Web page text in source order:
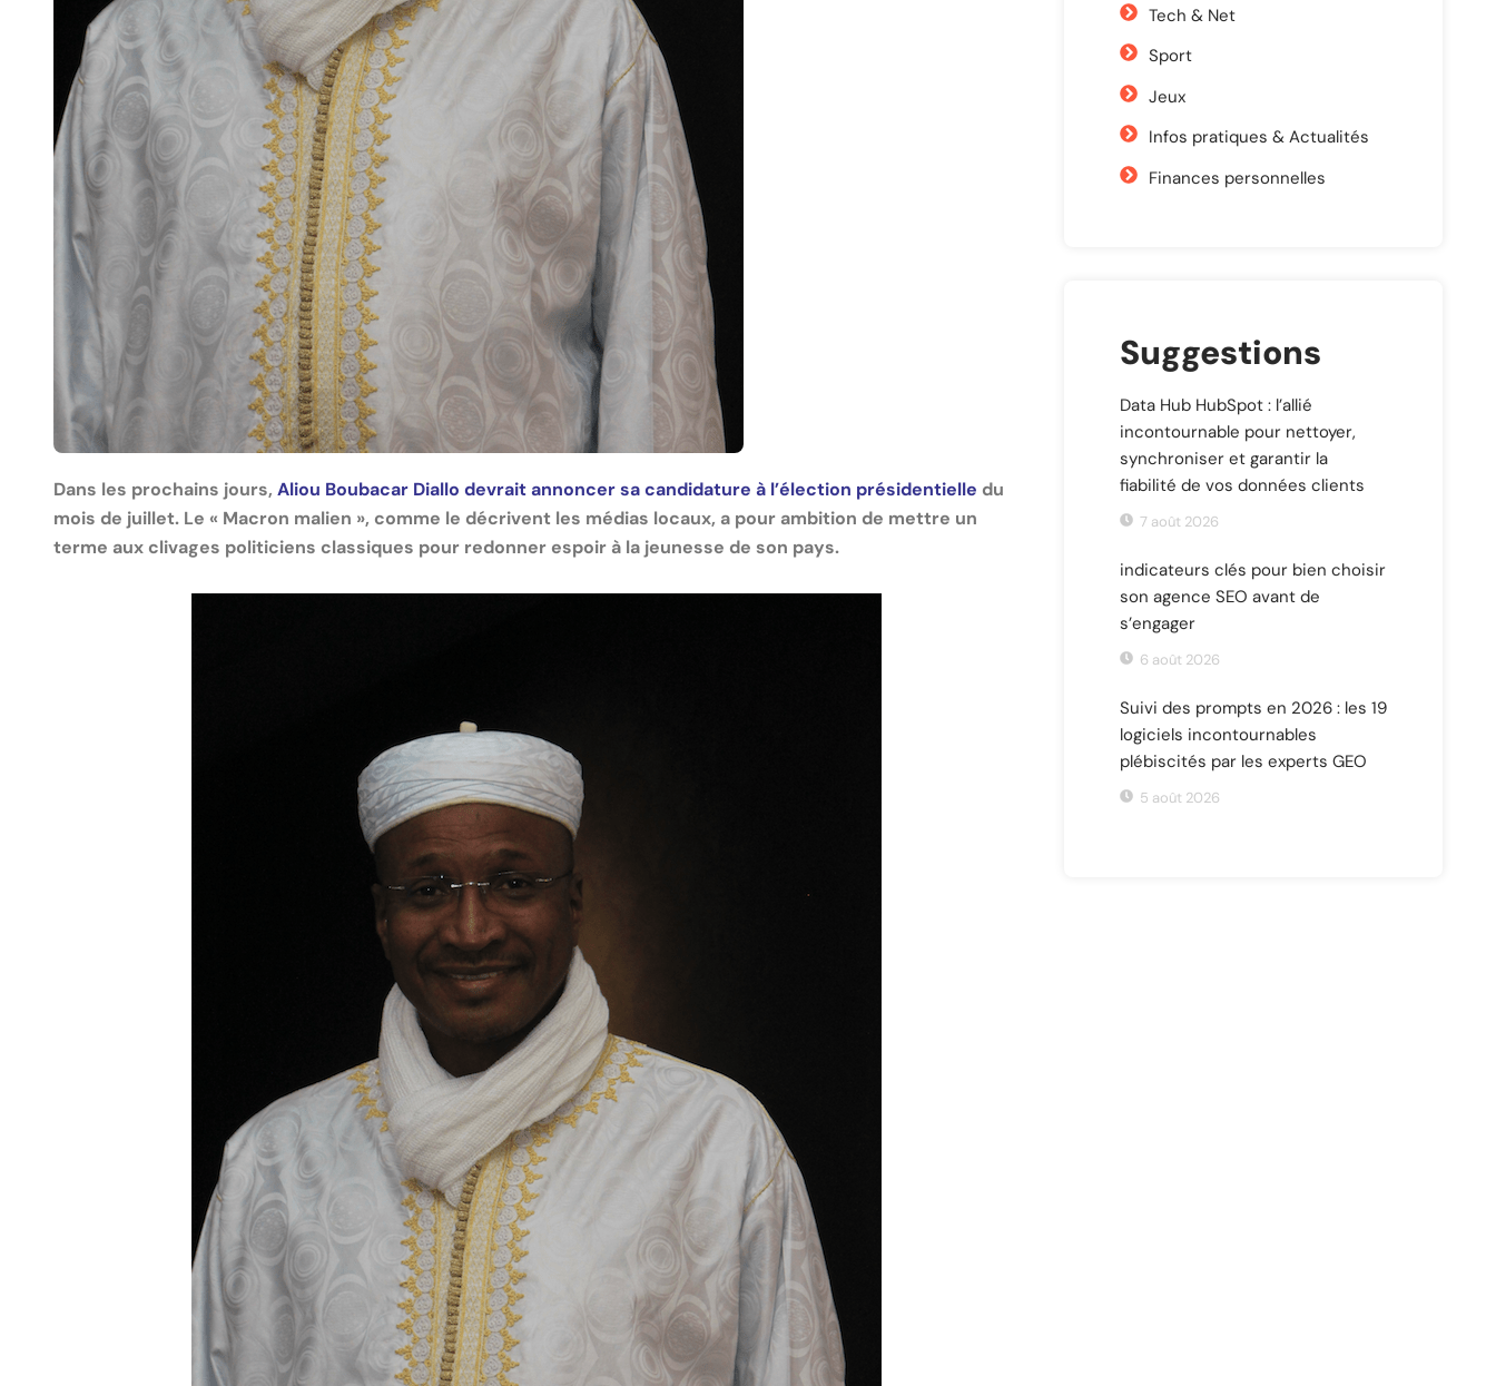
Dans les prochains jours, Aliou Boubacar Diallo devrait annoncer sa candidature à l’élection présidentielle du
mois de juillet. Le « Macron malien », comme le décrivent les médias locaux, a pour ambition de mettre un
terme aux clivages politiciens classiques pour redonner espoir à la jeunesse de son pays.
Tech & Net
Sport
Jeux
Infos pratiques & Actualités
Finances personnelles
Suggestions
Data Hub HubSpot : l’allié
incontournable pour nettoyer,
synchroniser et garantir la
fiabilité de vos données clients
7 août 2026
indicateurs clés pour bien choisir
son agence SEO avant de
s’engager
6 août 2026
Suivi des prompts en 2026 : les 19
logiciels incontournables
plébiscités par les experts GEO
5 août 2026